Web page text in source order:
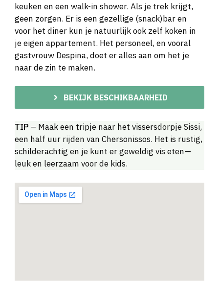
keuken en een walk-in shower. Als je trek krijgt,
geen zorgen. Er is een gezellige (snack)bar en
voor het diner kun je natuurlijk ook zelf koken in
je eigen appartement. Het personeel, en vooral
gastvrouw Despina, doet er alles aan om het je
naar de zin te maken.
BEKIJK BESCHIKBAARHEID
TIP – Maak een tripje naar het vissersdorpje Sissi,
een half uur rijden van Chersonissos. Het is rustig,
schilderachtig en je kunt er geweldig vis eten—
leuk en leerzaam voor de kids.